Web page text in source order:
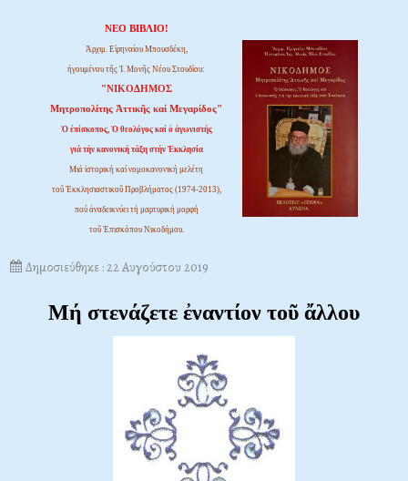
ΝΕΟ ΒΙΒΛΙΟ!
Ἀρχιμ. Εἰρηναίου Μπουσδέκη,
ἡγουμένου τῆς Ἱ. Μονῆς Νέου Στουδίου:
"ΝΙΚΟΔΗΜΟΣ
Μητροπολίτης Ἀττικῆς καί Μεγαρίδος"
Ὁ ἐπίσκοπος, Ὁ θεολόγος καί ὁ ἀγωνιστής
γιά τήν κανονική τάξη στήν Ἐκκλησία
Μιά ἱστορική καί νομοκανονική μελέτη
τοῦ Ἐκκλησιαστικοῦ Προβλήματος (1974-2013),
πού ἀναδεικνύει τή μαρτυρική μορφή
τοῦ Ἐπισκόπου Νικοδήμου.
Δημοσιεύθηκε : 22 Αυγούστου 2019
Μή στενάζετε ἐναντίον τοῦ ἄλλου